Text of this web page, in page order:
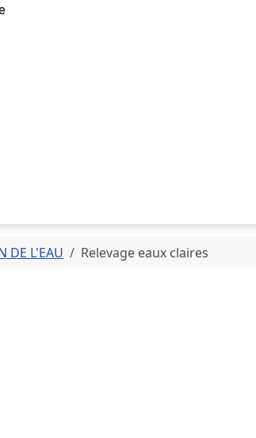
DE L'EAU Relevage eaux claires